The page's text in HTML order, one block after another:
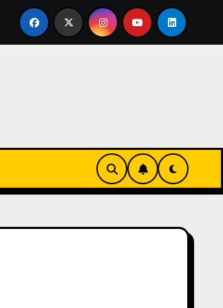
El primer tour de la India Chiquitina